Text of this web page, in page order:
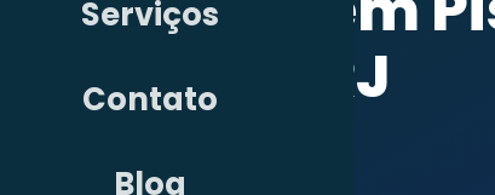
Serviços
Contato
Blog
RJ